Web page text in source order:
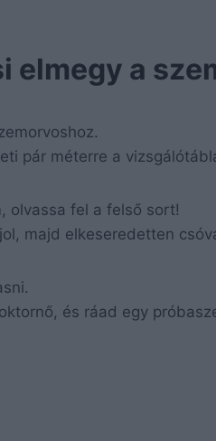
elmegy a
pár méterre a
olvassa fel a felső sort!
majd elkeseredetten
és ráad egy